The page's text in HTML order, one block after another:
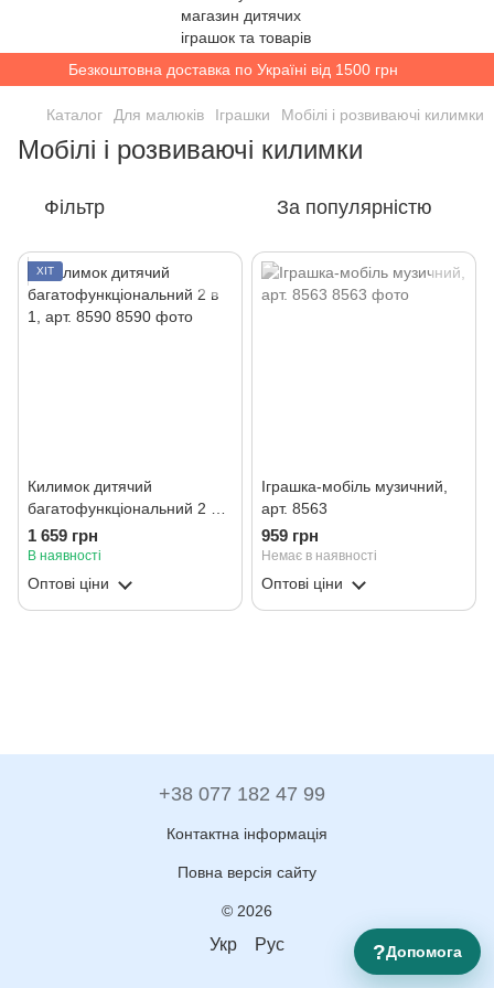
Безкоштовна доставка по Україні від 1500 грн
Каталог Для малюків Іграшки Мобілі і розвиваючі килимки
Мобілі і розвиваючі килимки
Фільтр За популярністю
ХІТ
Килимок дитячий
багатофункціональний 2 в
1, арт. 8590
1 659 грн
В наявності
Оптові ціни
Іграшка-мобіль музичний,
арт. 8563
959 грн
Немає в наявності
Оптові ціни
+38 077 182 47 99
Контактна інформація
Повна версія сайту
© 2026
Укр Рус ?Допомога